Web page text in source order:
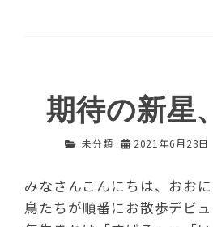
期待の新星
未分類 2021年6月23日
みなさんこんにちは、おお
鳥たちが順番にお散歩デビ